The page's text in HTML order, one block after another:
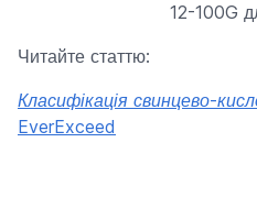
12-100G
Читайте статтю:
Класифікація свинцево-
EverExceed